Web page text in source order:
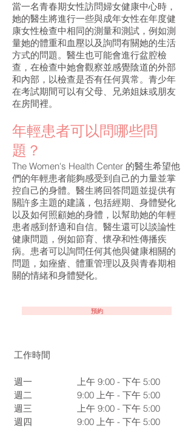
當一名青春期女性訪問婦女健康中心時，
她的醫生將進行一些與成年女性在年度健
康女性檢查中相同的測量和測試，例如測
量她的體重和血壓以及詢問有關她的生活
方式的問題。醫生也可能會進行盆腔檢
查，在檢查中她會觀察並感覺陰道的外部
和內部，以檢查是否有任何異常。青少年
在考試期間可以有父母、兄弟姐妹或朋友
在房間裡。
年輕患者可以問哪些問
題？
The Women's Health Center 的醫生希望他
們的年輕患者能夠感受到自己的力量並掌
控自己的身體。醫生將回答問題並提供有
關許多主題的建議，包括經期、身體變化
以及如何照顧她的身體，以幫助她的年輕
患者感到舒適和自信。醫生還可以談論性
健康問題，例如節育、懷孕和性傳播疾
病。患者可以詢問任何其他與健康相關的
問題，如痤瘡、體重管理以及與青春期相
關的情緒和身體變化。
預約
工作時間
週一
週二
週三
週四
上午 9:00 - 下午 5:00
9:00 上午 - 下午 5:00
上午 9:00 - 下午 5:00
9:00 上午 - 下午 5:00